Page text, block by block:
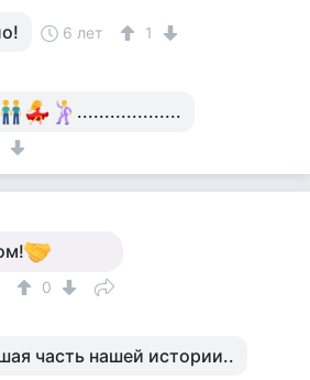
6 лет 1
...................
0
часть нашей истории..